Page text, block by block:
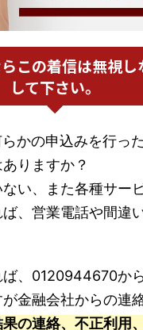
この着信は無視し
して下さい。
かの申込みを行っ
りますか？
い、また各種サー
、営業電話や間違
ば、0120944670か
金融会社からの連
の連絡、不正利用